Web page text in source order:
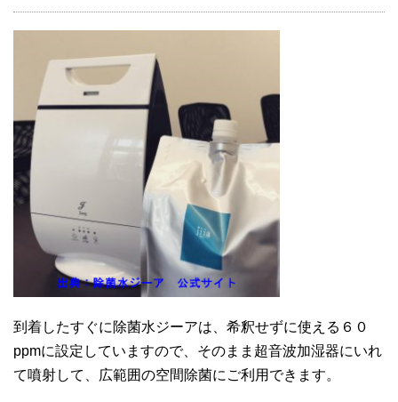
到着したすぐに除菌水ジーアは、希釈せずに使える６０
ppmに設定していますので、そのまま超音波加湿器にいれ
て噴射して、広範囲の空間除菌にご利用できます。